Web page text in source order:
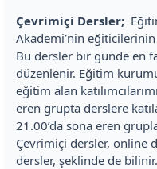
Çevrimiçi Dersler;
Akademi’nin
Bu dersler bir günde en
düzenlenir. Eğitim
eğitim alan
eren grupta derslere
21.00’da sona eren
Çevrimiçi dersler, online
dersler, şeklinde de bilinir.